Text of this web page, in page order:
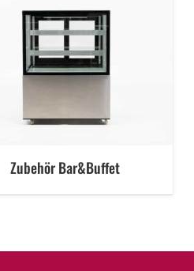
Zubehör Bar&Buffet